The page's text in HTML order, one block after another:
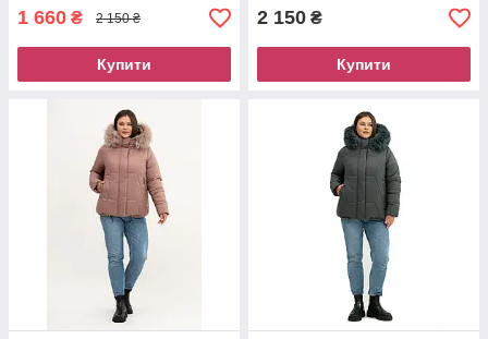
1 660 ₴ 2 150 ₴
Купити
2 150 ₴
Купити